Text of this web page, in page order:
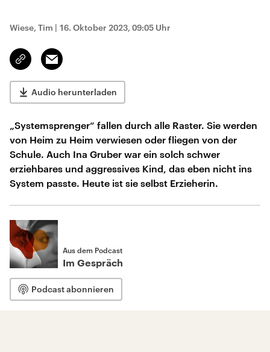
Wiese, Tim | 16. Oktober 2023, 09:05 Uhr
Link
kopieren/teilen
Email
Audio herunterladen
„Systemsprenger“ fallen durch alle Raster. Sie werden
von Heim zu Heim verwiesen oder fliegen von der
Schule. Auch Ina Gruber war ein solch schwer
erziehbares und aggressives Kind, das eben nicht ins
System passte. Heute ist sie selbst Erzieherin.
Aus dem Podcast
Im Gespräch
Podcast abonnieren